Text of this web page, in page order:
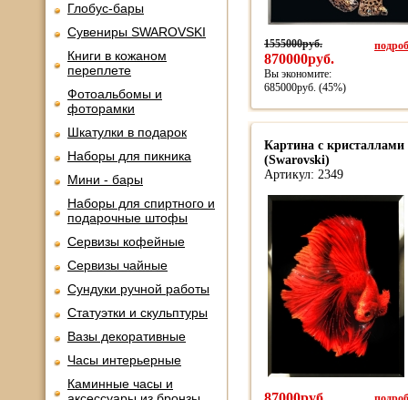
Глобус-бары
Сувениры SWAROVSKI
Книги в кожаном
переплете
Фотоальбомы и
фоторамки
Шкатулки в подарок
Наборы для пикника
Мини - бары
Наборы для спиртного и
подарочные штофы
Сервизы кофейные
Сервизы чайные
Сундуки ручной работы
Статуэтки и скульптуры
Вазы декоративные
Часы интерьерные
Каминные часы и
1555000руб.
870000руб.
Вы экономите:
685000руб. (45%)
Картина с
(Swarovski)
Артикул: 2349